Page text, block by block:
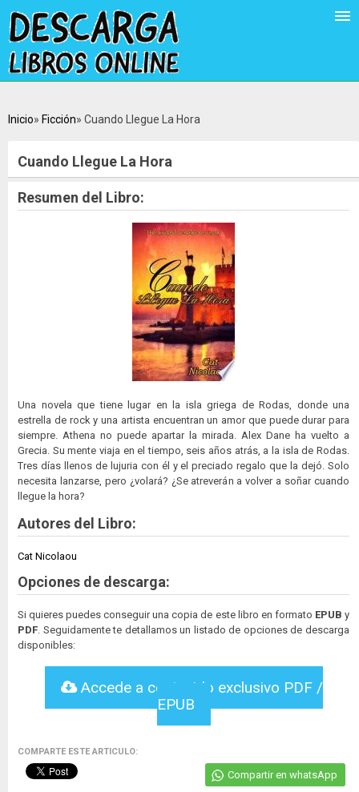
Inicio Ficción Cuando Llegue La Hora
Cuando Llegue La Hora
Resumen del Libro:
Una novela que tiene lugar en la isla griega de Rodas, donde una
estrella de rock y una artista encuentran un amor que puede durar para
siempre. Athena no puede apartar la mirada. Alex Dane ha vuelto a
Grecia. Su mente viaja en el tiempo, seis años atrás, a la isla de Rodas.
Tres días llenos de lujuria con él y el preciado regalo que la dejó. Solo
necesita lanzarse, pero ¿volará? ¿Se atreverán a volver a soñar cuando
llegue la hora?
Autores del Libro:
Cat Nicolaou
Opciones de descarga:
Si quieres puedes conseguir una copia de este libro en formato EPUB y
PDF . Seguidamente te detallamos un listado de opciones de descarga
disponibles:
Accede a contenido exclusivo PDF /
EPUB
COMPARTE ESTE ARTICULO:
Compartir en whatsApp